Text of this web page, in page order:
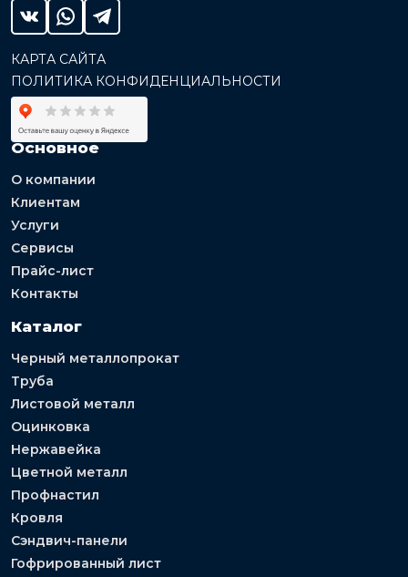
КАРТА САЙТА
ПОЛИТИКА КОНФИДЕНЦИАЛЬНОСТИ
Основное
О компании
Клиентам
Услуги
Сервисы
Прайс-лист
Контакты
Каталог
Черный металлопрокат
Труба
Листовой металл
Оцинковка
Нержавейка
Цветной металл
Профнастил
Кровля
Сэндвич-панели
Гофрированный лист